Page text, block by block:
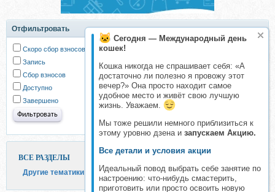
Сегодня — Международный день
кошек!
Кошка никогда не спрашивает себя: «А
достаточно ли полезно я провожу этот
вечер?» Она просто находит самое
удобное место и живёт свою лучшую
жизнь. Уважаем.
Мы тоже решили немного приблизиться к
этому уровню дзена и запускаем Акцию.
Все детали и условия акции
Идеальный повод выбрать себе занятие по
настроению: что-нибудь смастерить,
приготовить или просто освоить новую
Отфильтровать
Скоро сбор взносов
Запись
Сбор взносов
Доступно
Завершено
ВСЕ РАЗДЕЛЫ
Другие тематики